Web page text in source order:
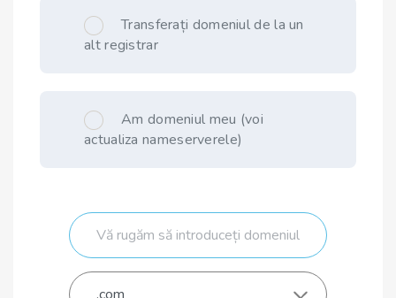
Transferați domeniul de la un
alt registrar
Am domeniul meu (voi
actualiza nameserverele)